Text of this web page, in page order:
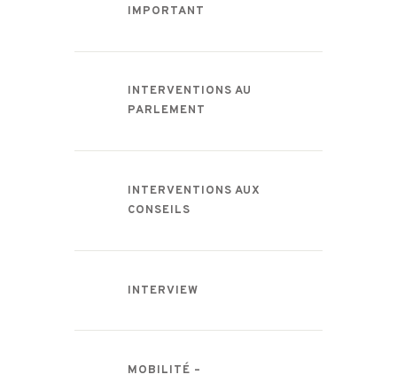
IMPORTANT
INTERVENTIONS AU
PARLEMENT
INTERVENTIONS AUX
CONSEILS
INTERVIEW
MOBILITÉ –